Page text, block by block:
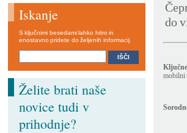
do
mobilni
Iskanje
S ključnimi besedami lahko hitro in
enostavno pridete do željenih informacij.
Želite brati naše
novice tudi v
prihodnje?